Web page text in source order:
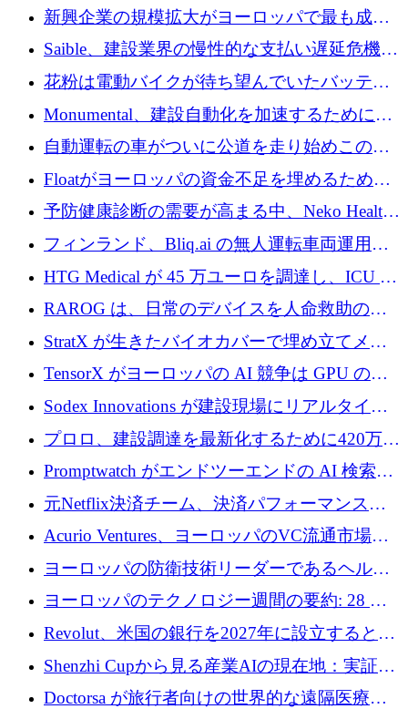
後、アムステルダムに根を張る
新興企業の規模拡大がヨーロッパで最も成功
した創業者を生み出す、アントラー氏が発見
Saible、建設業界の慢性的な支払い遅延危機に
対処するために 290 万ポンドを調達
花粉は電動バイクが待ち望んでいたバッテリ
ー交換ネットワークを構築している
Monumental、建設自動化を加速するためにシ
リーズ B で 3,200 万ドルを確保
自動運転の車がついに公道を走り始めこの国
が世界をリードしようとしている
Floatがヨーロッパの資金不足を埋めるために
シリーズAで450万ユーロを調達
予防健康診断の需要が高まる中、Neko Health
が 7 億ドルを調達
フィンランド、Bliq.ai の無人運転車両運用を
認可
HTG Medical が 45 万ユーロを調達し、ICU の
尿モニタリングを自動化するための MDR 認
証を獲得
RAROG は、日常のデバイスを人命救助の救
助ビーコンに変えるために 16 万 2,000 ユーロ
StratX が生きたバイオカバーで埋め立てメタ
ン対策に 119 万ドルを調達
TensorX がヨーロッパの AI 競争は GPU の所
有者によって決まると考える理由
Sodex Innovations が建設現場にリアルタイム
のインテリジェンスをもたらすために 400 万
ユーロを確保
プロロ、建設調達を最新化するために420万ポ
ンドを調達
Promptwatch がエンドツーエンドの AI 検索最
適化プラットフォームを拡張するために 600
万ユーロを調達
元Netflix決済チーム、決済パフォーマンスプ
ラットフォームNopanのためにこれまでに720
万ユーロを調達
Acurio Ventures、ヨーロッパのVC流通市場の
流動性を解放するために1億1,500万ユーロの
ファンドを立ち上げる
ヨーロッパの防衛技術リーダーであるヘルシ
ングは、180億ドルの評価額で18億ドルのシリ
ヨーロッパのテクノロジー週間の要約: 28 億
ユーロを超える 70 以上のテクノロジー資金調
Revolut、米国の銀行を2027年に設立すると米
国の社長が語る
Shenzhi Cupから見る産業AIの現在地：実証と
産業実装への道筋
Doctorsa が旅行者向けの世界的な遠隔医療プ